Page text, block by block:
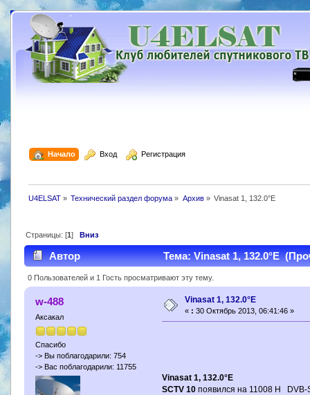
Начало Вход Регистрация
U4ELSAT» Технический раздел форума » Архив» Vinasat 1, 132.0°E
Страницы: [1] Вниз
Автор Тема: Vinasat 1, 132.0°E
0 Пользователей и 1 Гость просматривают эту тему.
w-488
Аксакал
Спасибо
-> Вы поблагодарили: 754
-> Вас поблагодарили: 11755
Vinasat 1, 132.0°E
« : 30 Октябрь 2013, 06:41:46 »
Vinasat 1, 132.0°E
SCTV 10 появился на 11008 H